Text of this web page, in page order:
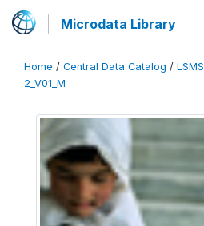
Microdata Library
Home / Central Data Catalog / LSMS
2_V01_M